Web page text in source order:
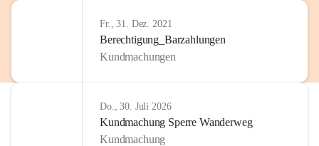
Fr., 31. Dez. 2021
Berechtigung_Barzahlungen
Kundmachungen
Do., 30. Juli 2026
Kundmachung Sperre Wanderweg
Kundmachung